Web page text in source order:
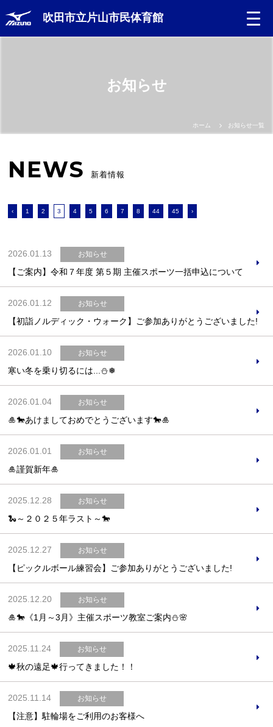
吹田市立片山市民体育館
お問合せフォーム
吹田市スポーツ施設予約システム(OPAS)
お知らせ
ホーム お知らせ一覧
NEWS 新着情報
‹ 1 2 3 4 5 6 7 8 44 45 ›
2026.01.13 お知らせ
【ご案内】令和７年度 第５期 主催スポーツ一括申込について
2026.01.12 お知らせ
【初詣ノルディック・ウォーク】ご参加ありがとうございました!
2026.01.10 お知らせ
寒い冬を乗り切るには...⛄❅
2026.01.04 お知らせ
🎍🐎あけましておめでとうございます🐎🎍
2026.01.01 お知らせ
🎍謹賀新年🎍
2025.12.28 お知らせ
🐍～２０２５年ラスト～🐎
2025.12.27 お知らせ
【ピックルボール練習会】ご参加ありがとうございました!
2025.12.20 お知らせ
🎍🐎《1月～3月》主催スポーツ教室ご案内⛄🌸
2025.11.24 お知らせ
🍁秋の遠足🍁行ってきました！！
2025.11.14 お知らせ
【注意】駐輪場をご利用のお客様へ